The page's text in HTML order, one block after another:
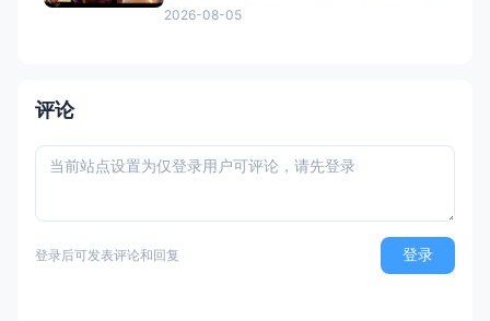
集结 游戏类型：动作冒险类（潜行 × 动作平
2026-08-05
评论
登录后可发表评论和回复 登录